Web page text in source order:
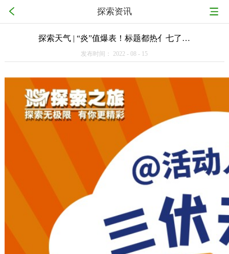
探索资讯
探索天气 | “炎”值爆表！标题都热亻七了…
发布时间： 2022 - 08 - 15